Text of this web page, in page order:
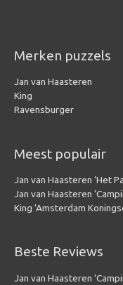
Merken puzzels
Jan van Haasteren
King
Ravensburger
Meest populair
Jan van Haasteren ‘Het
Jan van Haasteren
King ‘Amsterdam
Beste Reviews
Jan van Haasteren